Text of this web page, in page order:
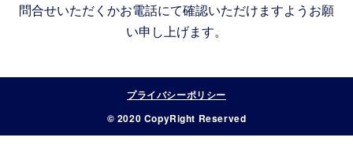
問合せいただくかお電話にて確認いただけますようお願
い申し上げます。
© 2020 CopyRight Reserved
プライバシーポリシー